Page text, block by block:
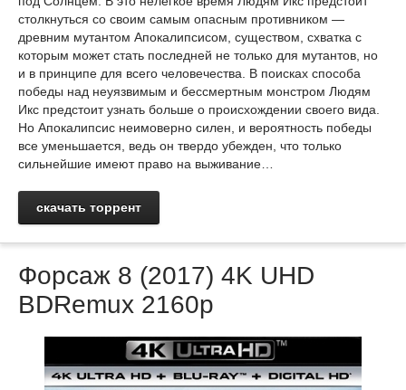
столкнуться со своим самым опасным противником —
древним мутантом Апокалипсисом, существом, схватка с
которым может стать последней не только для мутантов, но
и в принципе для всего человечества. В поисках способа
победы над неуязвимым и бессмертным монстром Людям
Икс предстоит узнать больше о происхождении своего вида.
Но Апокалипсис неимоверно силен, и вероятность победы
все уменьшается, ведь он твердо убежден, что только
сильнейшие имеют право на выживание…
скачать торрент
Форсаж 8 (2017) 4K UHD
BDRemux 2160p